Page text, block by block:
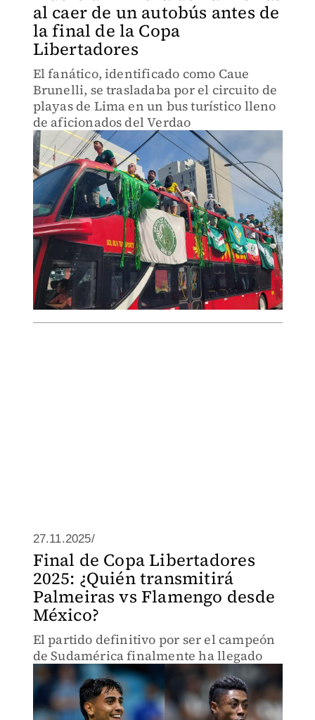
al caer de un autobús antes de
la final de la Copa
Libertadores
El fanático, identificado como Caue
Brunelli, se trasladaba por el circuito de
playas de Lima en un bus turístico lleno
de aficionados del Verdao
27.11.2025/
Final de Copa Libertadores
2025: ¿Quién transmitirá
Palmeiras vs Flamengo desde
México?
El partido definitivo por ser el campeón
de Sudamérica finalmente ha llegado